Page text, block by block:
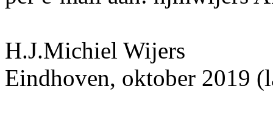
H.J.Michiel Wijers
Eindhoven, oktober 2019